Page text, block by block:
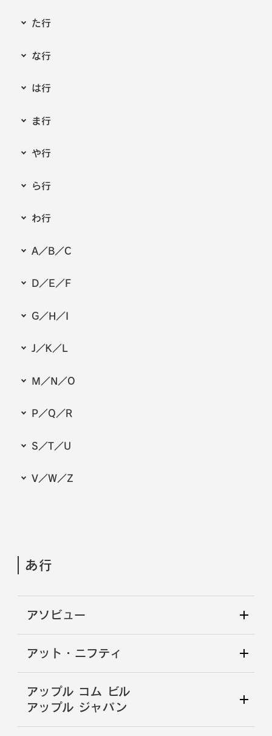
た行
な行
は行
ま行
や行
ら行
わ行
A／B／C
D／E／F
G／H／I
J／K／L
M／N／O
P／Q／R
S／T／U
V／W／Z
あ行
アソビュー
アット・ニフティ
アップル コム ビル
アップル ジャパン